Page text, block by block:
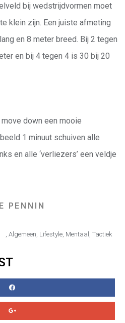
bij wedstrijdvormen moet
klein zijn. Een juiste afmeting
en 8 meter breed. Bij 2 tegen
en bij 4 tegen 4 is 30 bij 20
down een mooie
1 minuut schuiven alle
en alle ‘verliezers’ een veldje
PENNIN
, Algemeen, Lifestyle, Mentaal , Tactiek